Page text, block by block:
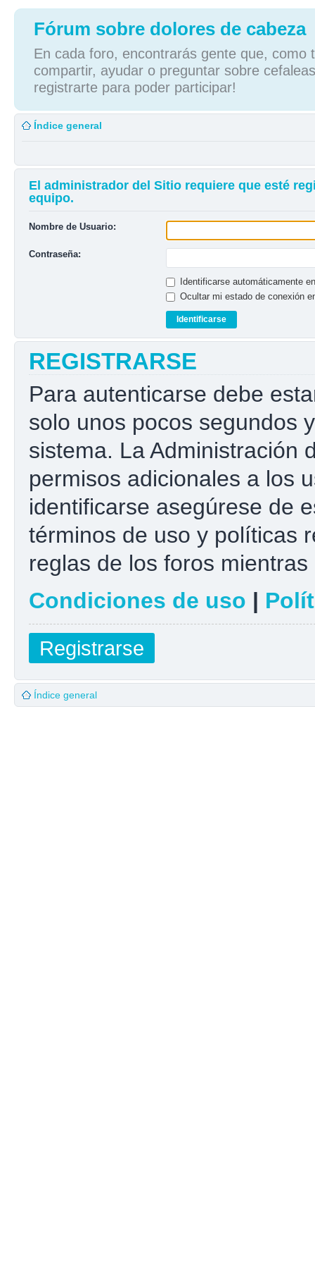
Fórum sobre dolores de cabeza
En cada foro, encontrarás gente que, como
compartir, ayudar o preguntar sobre
registrarte para poder participar!
Índice general
El administrador del Sitio requiere que esté
equipo.
Nombre de Usuario:
Contraseña:
Identificarse automáticamente
Ocultar mi estado de conexión
REGISTRARSE
Para autenticarse debe
solo unos pocos segundos
sistema. La Administración
permisos adicionales a los
identificarse asegúrese de
términos de uso y políticas
reglas de los foros
Condiciones de uso |
Registrarse
Índice general